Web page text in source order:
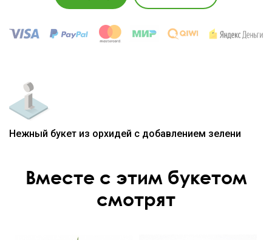
Нежный букет из орхидей с добавлением зелени
Вместе с этим букетом
смотрят